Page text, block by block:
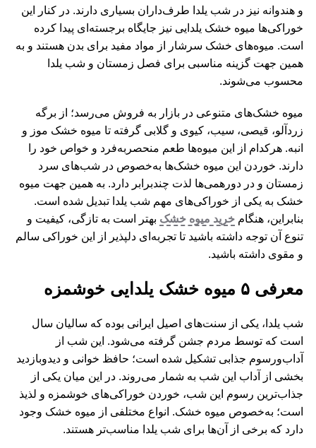
و هندوانه نیز در شب یلدا طرف‌داران بسیاری دارند. در کنار این
خوراکی‌ها میوه خشک یلدایی نیز جایگاه برجسته‌ای پیدا کرده
است. میوه‌های خشک سرشار از مواد مفید برای بدن هستند و به
همین جهت گزینه مناسبی برای فصل زمستان و شب یلدا
محسوب می‌شوند.
میوه خشک‌های متنوعی در بازار به فروش می‌رسد؛ از برگه
زردآلو، قیصی، سیب، کیوی و گلابی گرفته تا میوه خشک موز و
انبه. هرکدام از این میوه‌ها طعم منحصربه‌فرد و خواص خود را
دارند. خوردن این میوه خشک‌ها به‌خصوص در شب‌های سرد
زمستان و در دورهمی‌ها لذت چندبرابر دارد. به همین جهت میوه
خشک به یکی از خوراکی‌های مهم شب یلدا تبدیل شده است.
بنابراین، هنگام خرید میوه خشک بهتر است به تازگی، کیفیت و
تنوع آن توجه داشته باشید تا تجربه‌ای دلپذیر از این خوراکی سالم
و مقوی داشته باشید.
معرفی ۵ میوه خشک یلدایی خوشمزه
شب یلدا، یکی از سنت‌های اصیل ایرانی بوده که سالیان سال
است که توسط مردم جشن گرفته می‌شود. این شب از
آداب‌ورسوم جذابی تشکیل شده است؛ حافظ خوانی و دیدوبازدید
بخشی از آداب این شب به شمار می‌روند. در این میان یکی از
جذاب‌ترین رسوم این شب، خوردن خوراکی‌های خوشمزه و لذیذ
است؛ به‌خصوص میوه خشک. انواع مختلفی از میوه خشک وجود
دارد که برخی از آن‌ها برای شب یلدا مناسب‌تر هستند.